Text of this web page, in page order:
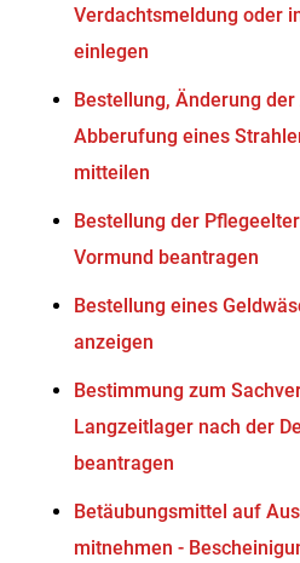
Verdachtsmeldung oder
einlegen
Bestellung, Änderung
Abberufung eines
mitteilen
Bestellung der
Vormund beantragen
Bestellung eines
anzeigen
Bestimmung zum
Langzeitlager nach der
beantragen
Betäubungsmittel auf
mitnehmen -